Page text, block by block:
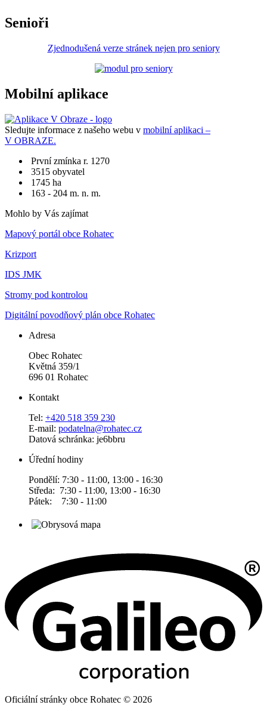
Senioři
Zjednodušená verze stránek nejen pro seniory
Mobilní aplikace
Sledujte informace z našeho webu v mobilní aplikaci –
V OBRAZE.
První zmínka r. 1270
3515 obyvatel
1745 ha
163 - 204 m. n. m.
Mohlo by Vás zajímat
Mapový portál obce Rohatec
Krizport
IDS JMK
Stromy pod kontrolou
Digitální povodňový plán obce Rohatec
Adresa
Obec Rohatec
Květná 359/1
696 01 Rohatec
Kontakt
Tel: +420 518 359 230
E-mail: podatelna@rohatec.cz
Datová schránka: je6bbru
Úřední hodiny
Pondělí: 7:30 - 11:00, 13:00 - 16:30
Středa: 7:30 - 11:00, 13:00 - 16:30
Pátek: 7:30 - 11:00
Oficiální stránky obce Rohatec © 2026